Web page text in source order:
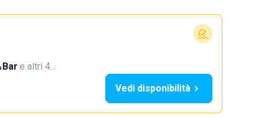
Bar·e altri 4…
Vedi disponibilità